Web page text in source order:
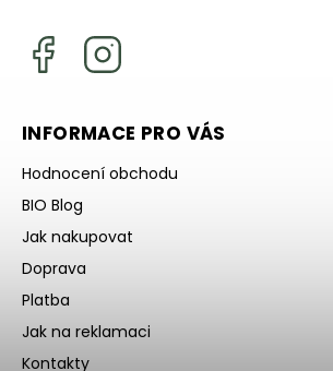
INFORMACE PRO VÁS
Hodnocení obchodu
BIO Blog
Jak nakupovat
Doprava
Platba
Jak na reklamaci
Kontakty